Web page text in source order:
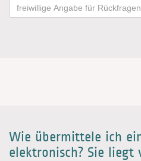
Wie übermittele ich
elektronisch? Sie liegt